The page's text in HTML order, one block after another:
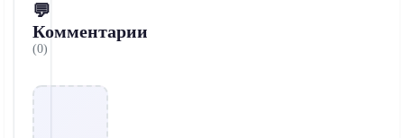
💬
Комментарии
(0)